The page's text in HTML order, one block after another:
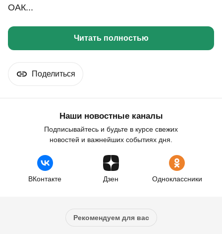
ОАК...
Читать полностью
Поделиться
Наши новостные каналы
Подписывайтесь и будьте в курсе свежих
новостей и важнейших событиях дня.
ВКонтакте Дзен Одноклассники
Рекомендуем для вас